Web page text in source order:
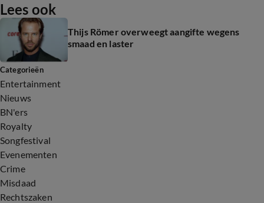
Lees ook
Thijs Römer overweegt aangifte wegens
smaad en laster
Categorieën
Entertainment
Nieuws
BN'ers
Royalty
Songfestival
Evenementen
Crime
Misdaad
Rechtszaken